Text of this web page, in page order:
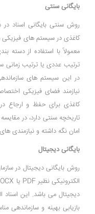
بایگانی سنتی
روش سنتی بایگانی اسناد در
کاغذی در سیستم‌ های فیزیکی
معمولاً با استفاده از دسته‌
ترتیب عددی یا ترتیب
در این سیستم ‌های
نیازمند فضای فیزیکی
کاغذی برای حفظ و ارجاع
تاریخچه سنتی دارد، در
امان نگه داشته و نیازمندی
بایگانی دیجیتال
روش بایگانی دیجیتال در
دیجیتال می ‌باشد. این اسناد
بازیابی بهینه و